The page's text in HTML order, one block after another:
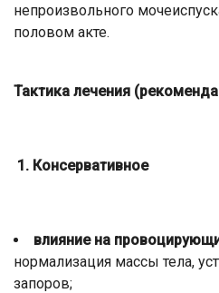
непроизвольного
половом акте.
Тактика лечения
1. Консервативное
влияние на
нормализация массы тела,
запоров;